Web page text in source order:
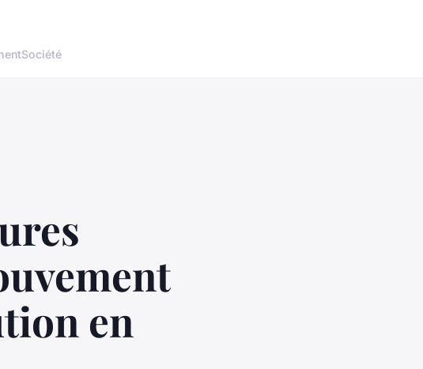
Société
en